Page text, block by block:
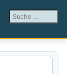
Suchen ...